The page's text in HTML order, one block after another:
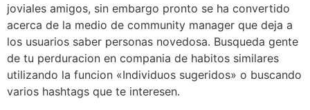
joviales amigos, sin embargo pronto se ha convertido
acerca de la medio de community manager que deja a
los usuarios saber personas novedosa. Busqueda gente
de tu perduracion en compania de habitos similares
utilizando la funcion «Individuos sugeridos» o buscando
varios hashtags que te interesen.